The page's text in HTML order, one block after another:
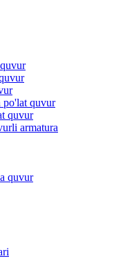
po'lat quvur
quvur
armatura
quvur